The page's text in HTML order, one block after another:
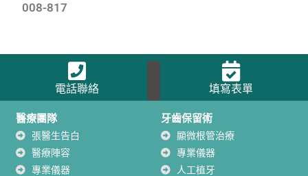
008-817
電話聯絡 填寫表單
醫療團隊
張醫生告白
醫療陣容
專業儀器
牙齒保留術
顯微根管治療
專業儀器
人工植牙